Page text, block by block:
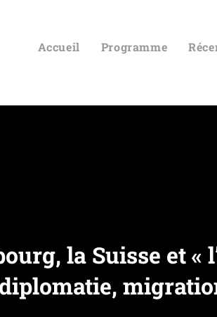
Accueil Programme
la Suisse et «